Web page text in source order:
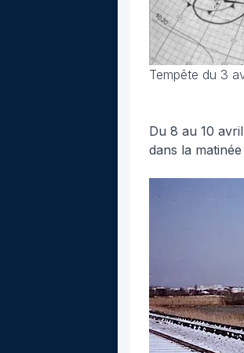
Tempête du 3
Du 8 au 10 avril
dans la